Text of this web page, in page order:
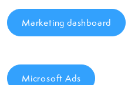
Marketing dashboard
Microsoft Ads